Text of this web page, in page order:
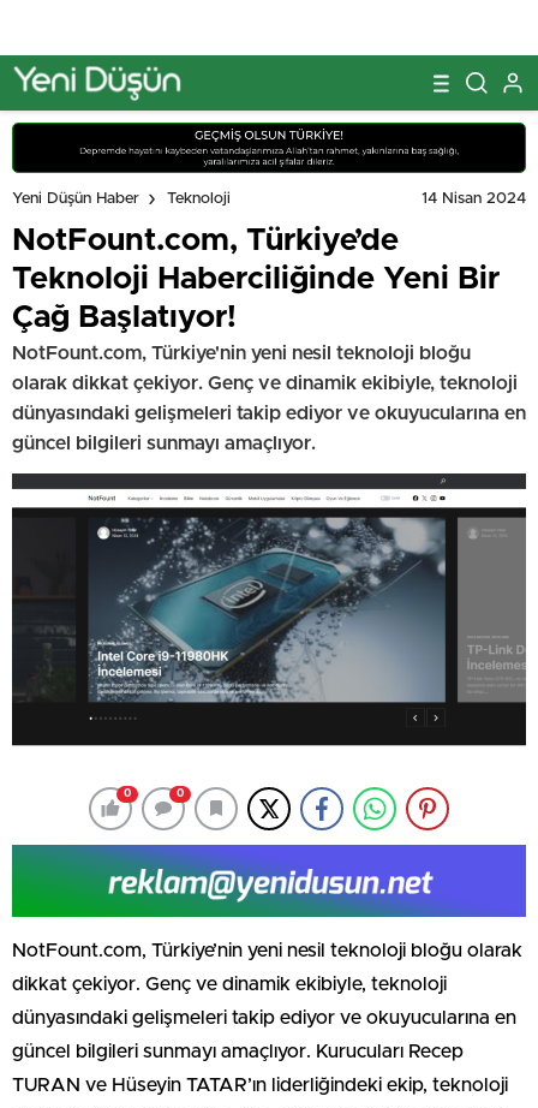
Yeni Düşün Haber Teknoloji 14 Nisan 2024
NotFount.com, Türkiye’de
Teknoloji Haberciliğinde Yeni Bir
Çağ Başlatıyor!
NotFount.com, Türkiye'nin yeni nesil teknoloji bloğu
olarak dikkat çekiyor. Genç ve dinamik ekibiyle, teknoloji
dünyasındaki gelişmeleri takip ediyor ve okuyucularına en
güncel bilgileri sunmayı amaçlıyor.
0 0
NotFount.com, Türkiye’nin yeni nesil teknoloji bloğu olarak
dikkat çekiyor. Genç ve dinamik ekibiyle, teknoloji
dünyasındaki gelişmeleri takip ediyor ve okuyucularına en
güncel bilgileri sunmayı amaçlıyor. Kurucuları Recep
TURAN ve Hüseyin TATAR’ın liderliğindeki ekip, teknoloji